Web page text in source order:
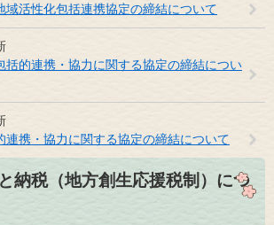
域活性化包括連携協定の締結について
括的連携・協力に関する協定の締結につい
連携・協力に関する協定の締結について
納税（地方創生応援税制）につ